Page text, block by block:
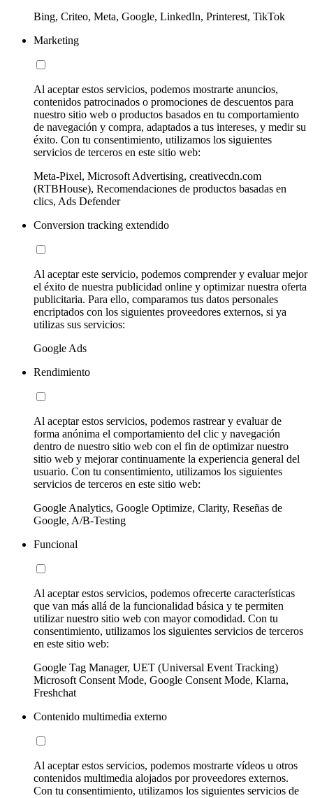
Bing, Criteo, Meta, Google, LinkedIn, Printerest, TikTok
Marketing
Al aceptar estos servicios, podemos mostrarte anuncios,
contenidos patrocinados o promociones de descuentos para
nuestro sitio web o productos basados en tu comportamiento
de navegación y compra, adaptados a tus intereses, y medir su
éxito. Con tu consentimiento, utilizamos los siguientes
servicios de terceros en este sitio web:
Meta-Pixel, Microsoft Advertising, creativecdn.com
(RTBHouse), Recomendaciones de productos basadas en
clics, Ads Defender
Conversion tracking extendido
Al aceptar este servicio, podemos comprender y evaluar mejor
el éxito de nuestra publicidad online y optimizar nuestra oferta
publicitaria. Para ello, comparamos tus datos personales
encriptados con los siguientes proveedores externos, si ya
utilizas sus servicios:
Google Ads
Rendimiento
Al aceptar estos servicios, podemos rastrear y evaluar de
forma anónima el comportamiento del clic y navegación
dentro de nuestro sitio web con el fin de optimizar nuestro
sitio web y mejorar continuamente la experiencia general del
usuario. Con tu consentimiento, utilizamos los siguientes
servicios de terceros en este sitio web:
Google Analytics, Google Optimize, Clarity, Reseñas de
Google, A/B-Testing
Funcional
Al aceptar estos servicios, podemos ofrecerte características
que van más allá de la funcionalidad básica y te permiten
utilizar nuestro sitio web con mayor comodidad. Con tu
consentimiento, utilizamos los siguientes servicios de terceros
en este sitio web:
Google Tag Manager, UET (Universal Event Tracking)
Microsoft Consent Mode, Google Consent Mode, Klarna,
Freshchat
Contenido multimedia externo
Al aceptar estos servicios, podemos mostrarte vídeos u otros
contenidos multimedia alojados por proveedores externos.
Con tu consentimiento, utilizamos los siguientes servicios de